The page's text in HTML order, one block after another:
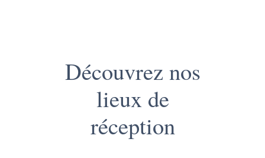
Découvrez nos
lieux de
réception